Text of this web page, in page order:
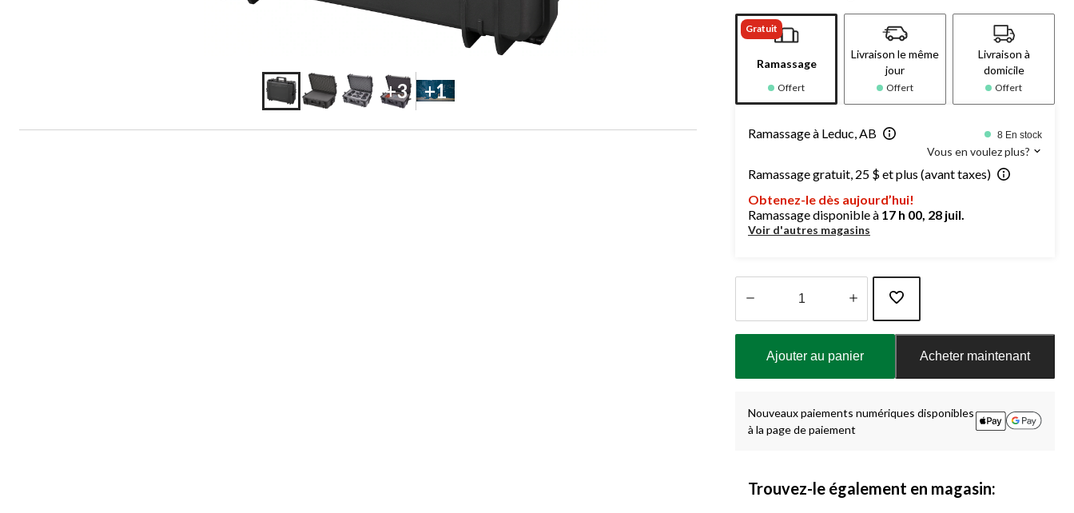
+3 +1
Gratuit
Ramassage
Offert
Livraison le même
jour
Offert
Livraison à
domicile
Offert
Ramassage à Leduc, AB 8 En stock
Vous en voulez plus?
Ramassage gratuit, 25 $ et plus (avant taxes)
Obtenez-le dès aujourd’hui!
Ramassage disponible à 17 h 00, 28 juil.
Voir d'autres magasins
Ajouter au panier Acheter maintenant
Nouveaux paiements numériques disponibles
à la page de paiement
Trouvez-le également en magasin: